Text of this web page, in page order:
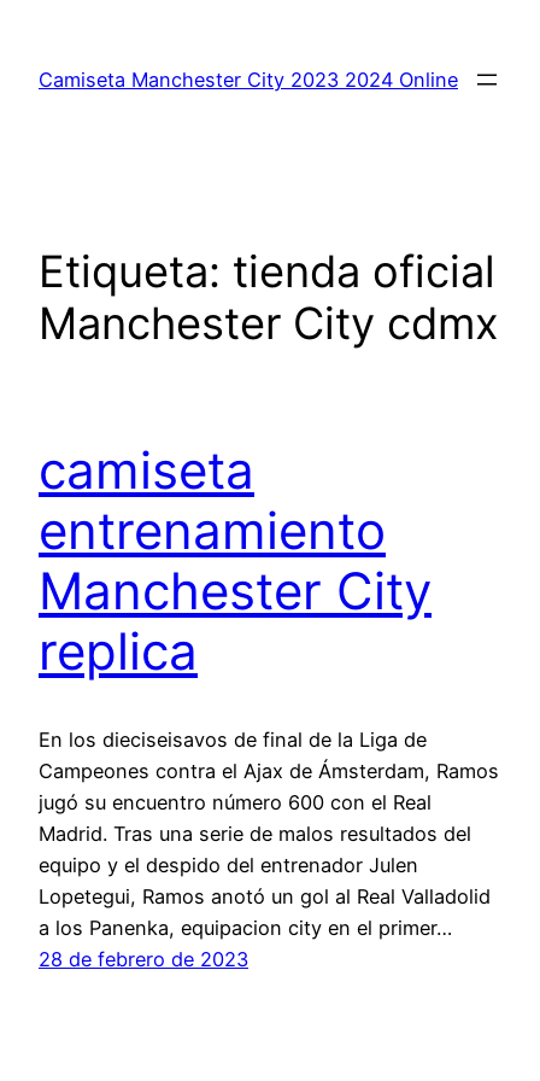
contenido
Camiseta Manchester City 2023 2024 Online
Etiqueta: tienda oficial
Manchester City cdmx
camiseta
entrenamiento
Manchester City
replica
En los dieciseisavos de final de la Liga de
Campeones contra el Ajax de Ámsterdam, Ramos
jugó su encuentro número 600 con el Real
Madrid. Tras una serie de malos resultados del
equipo y el despido del entrenador Julen
Lopetegui, Ramos anotó un gol al Real Valladolid
a los Panenka, equipacion city en el primer…
28 de febrero de 2023